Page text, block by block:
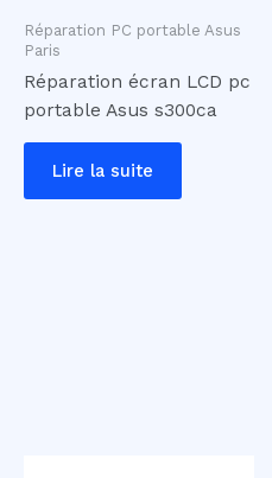
Réparation PC portable Asus
Paris
Réparation écran LCD pc
portable Asus s300ca
Lire la suite